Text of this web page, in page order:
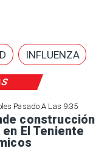
Pasado A Las 9:35
construcción
El Teniente
INFLUENZA